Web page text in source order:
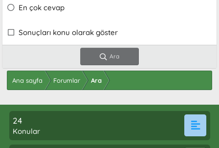
En çok cevap
Sonuçları konu olarak göster
Ara
Ana sayfa Forumlar Ara
24
Konular